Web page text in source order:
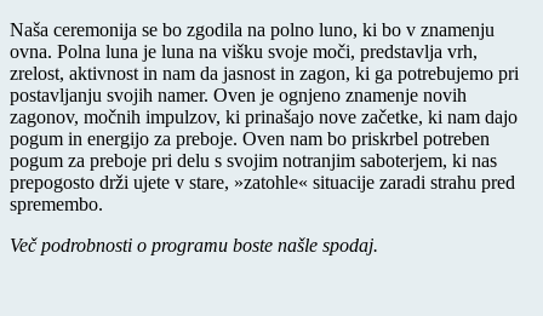
Naša ceremonija se bo zgodila na polno luno, ki bo v znamenju
ovna. Polna luna je luna na višku svoje moči, predstavlja vrh,
zrelost, aktivnost in nam da jasnost in zagon, ki ga potrebujemo pri
postavljanju svojih namer. Oven je ognjeno znamenje novih
zagonov, močnih impulzov, ki prinašajo nove začetke, ki nam dajo
pogum in energijo za preboje. Oven nam bo priskrbel potreben
pogum za preboje pri delu s svojim notranjim saboterjem, ki nas
prepogosto drži ujete v stare, »zatohle« situacije zaradi strahu pred
spremembo.
Več podrobnosti o programu boste našle spodaj.